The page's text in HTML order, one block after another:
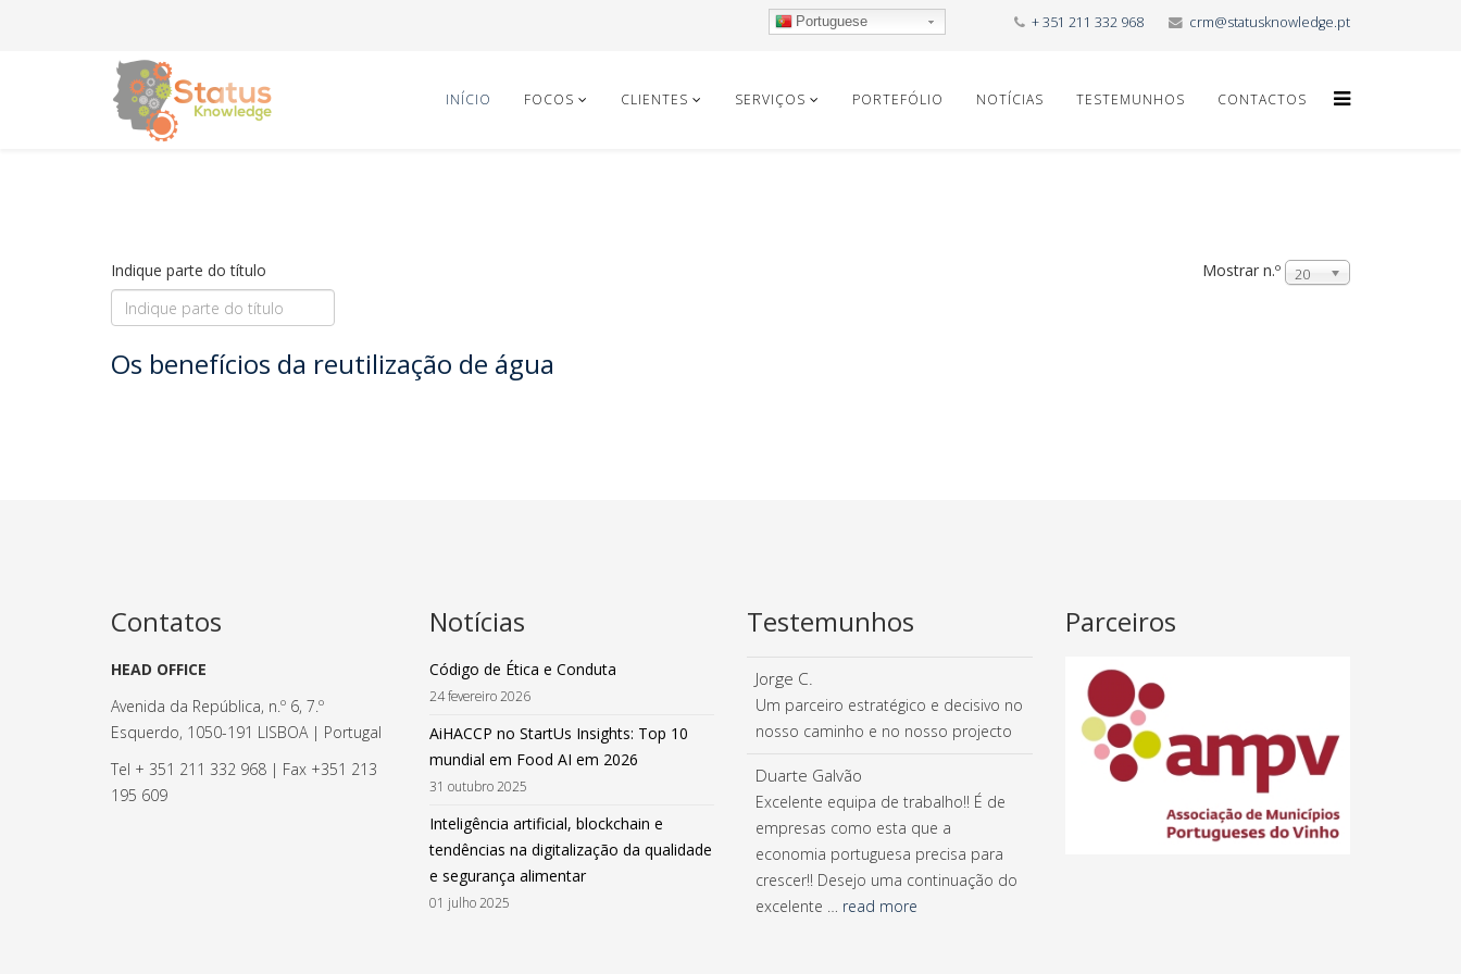
+ 351 211 332 968 crm@statusknowledge.pt
Portuguese
INÍCIO FOCOS CLIENTES SERVIÇOS PORTEFÓLIO NOTÍCIAS TESTEMUNHOS CONTACTOS
Indique parte do título Mostrar n.º 20
Os benefícios da reutilização de água
Contatos
HEAD OFFICE
Avenida da República, n.º 6, 7.º
Esquerdo, 1050-191 LISBOA | Portugal
Tel + 351 211 332 968 | Fax +351 213
195 609
Notícias
Código de Ética e Conduta
24 fevereiro 2026
AiHACCP no StartUs Insights: Top 10
mundial em Food AI em 2026
31 outubro 2025
Inteligência artificial, blockchain e
tendências na digitalização da qualidade
e segurança alimentar
01 julho 2025
Testemunhos
Jorge C.
Um parceiro estratégico e decisivo no
nosso caminho e no nosso projecto
Duarte Galvão
Excelente equipa de trabalho!! É de
empresas como esta que a
economia portuguesa precisa para
crescer!! Desejo uma continuação do
excelente … read more
Parceiros